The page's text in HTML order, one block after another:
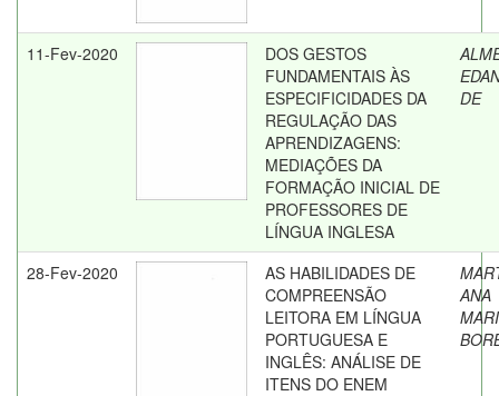
11-Fev-2020
DOS GESTOS
FUNDAMENTAIS ÀS
ESPECIFICIDADES DA
REGULAÇÃO DAS
APRENDIZAGENS:
MEDIAÇÕES DA
FORMAÇÃO INICIAL DE
PROFESSORES DE
LÍNGUA INGLESA
DE
28-Fev-2020
AS HABILIDADES DE
COMPREENSÃO
LEITORA EM LÍNGUA
PORTUGUESA E
INGLÊS: ANÁLISE DE
ITENS DO ENEM
ANA